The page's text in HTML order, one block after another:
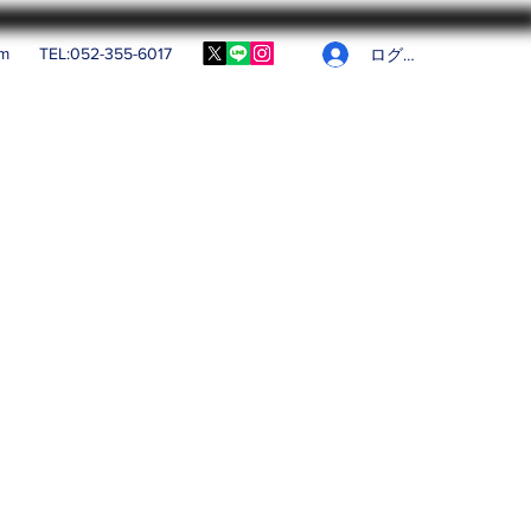
TEL:052-355-6017 ログイン